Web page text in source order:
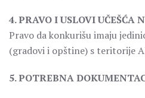
4. PRAVO I USLOVI UČEŠĆA
Pravo da konkurišu imaju
(gradovi i opštine) s teritorije
5. POTREBNA